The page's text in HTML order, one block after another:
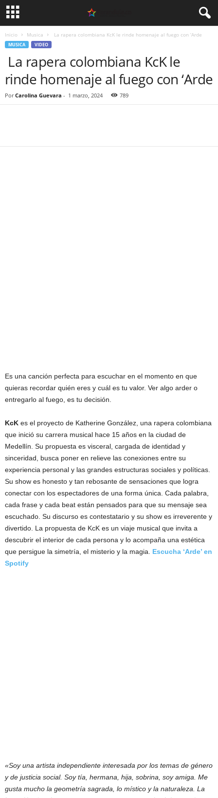
Inicio Musica La rapera colombiana KcK le rinde homenaje al fuego con ‘Arde
MUSICA VIDEO
La rapera colombiana KcK le
rinde homenaje al fuego con ‘Arde
Por Carolina Guevara - 1 marzo, 2024 789
Es una canción perfecta para escuchar en el momento en que
quieras recordar quién eres y cuál es tu valor. Ver algo arder o
entregarlo al fuego, es tu decisión.
KcK es el proyecto de Katherine González, una rapera colombiana
que inició su carrera musical hace 15 años en la ciudad de
Medellín. Su propuesta es visceral, cargada de identidad y
sinceridad, busca poner en relieve las conexiones entre su
experiencia personal y las grandes estructuras sociales y políticas.
Su show es honesto y tan rebosante de sensaciones que logra
conectar con los espectadores de una forma única. Cada palabra,
cada frase y cada beat están pensados para que su mensaje sea
escuchado. Su discurso es contestatario y su show es irreverente y
divertido. La propuesta de KcK es un viaje musical que invita a
descubrir el interior de cada persona y lo acompaña una estética
que persigue la simetría, el misterio y la magia. Escucha ‘Arde’ en
Spotify
«Soy una artista independiente interesada por los temas de género
y de justicia social. Soy tía, hermana, hija, sobrina, soy amiga. Me
gusta mucho la geometría sagrada, lo místico y la naturaleza. La